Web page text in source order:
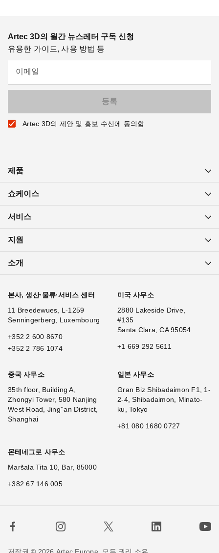
Artec 3D의 월간 뉴스레터 구독 신청
유용한 가이드, 사용 방법 등
이메일
Artec 3D의 제안 및 홍보 수신에 동의함
제품
쇼케이스
서비스
지원
소개
본사, 생산·물류·서비스 센터
11 Breedewues, L-1259
Senningerberg, Luxembourg
+352 2 600 8670
+352 2 786 1074
미국 사무소
2880 Lakeside Drive,
#135
Santa Clara, CA 95054
+1 669 292 5611
중국 사무소
35th floor, Building A,
Zhongyi Tower, 580 Nanjing
West Road, Jing''an District,
Shanghai
일본 사무소
Gran Biz Shibadaimon F1, 1-
2-4, Shibadaimon, Minato-
ku, Tokyo
+81 080 1680 0727
몬테네그로 사무소
Maršala Tita 10, Bar, 85000
+382 67 146 005